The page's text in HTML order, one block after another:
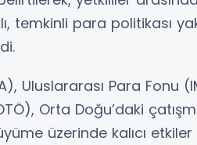
temkinli para politikası
Uluslararası Para Fonu
Orta Doğu’daki
üzerinde kalıcı